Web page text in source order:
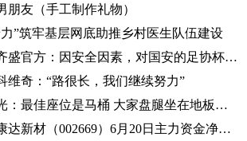
朋友（手工制作礼物）
”筑牢基层网底助推乡村医生队伍建设
快讯：中乙淄博齐盛官方：因安全因素，对国安的足协杯不对外开放
维奇：“路很长，我们继续努力”
失踪潜艇内景曝光：最佳座位是马桶 大家盘腿坐在地板上|世界观焦点
股票行情快报：康达新材（002669）6月20日主力资金净买入354.78万元